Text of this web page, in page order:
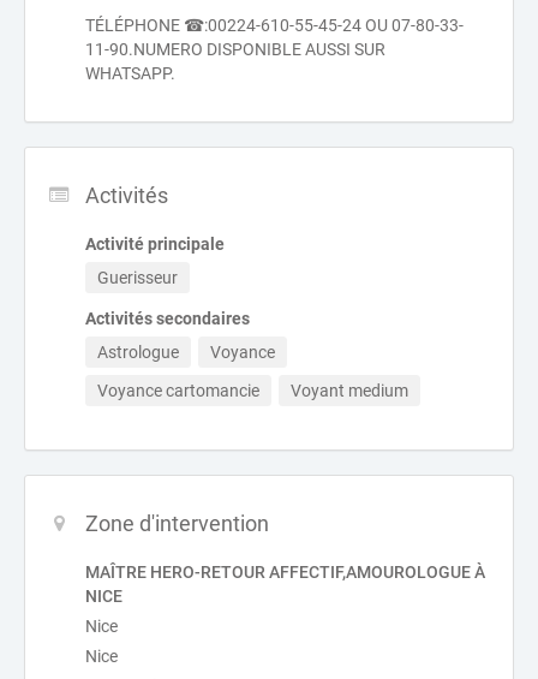
TÉLÉPHONE ☎:00224-610-55-45-24 OU 07-80-33-
11-90.NUMERO DISPONIBLE AUSSI SUR
WHATSAPP.
Activités
Activité principale
Guerisseur
Activités secondaires
Astrologue
Voyance
Voyance cartomancie
Voyant medium
Zone d'intervention
MAÎTRE HERO-RETOUR AFFECTIF,AMOUROLOGUE À
NICE
Nice
Nice